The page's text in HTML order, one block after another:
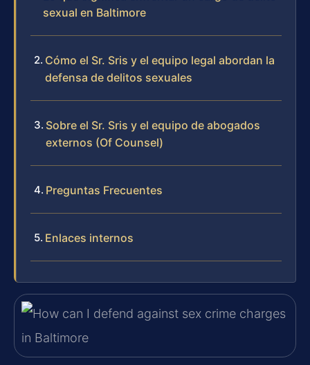
sexual en Baltimore
Cómo el Sr. Sris y el equipo legal abordan la
defensa de delitos sexuales
Sobre el Sr. Sris y el equipo de abogados
externos (Of Counsel)
Preguntas Frecuentes
Enlaces internos